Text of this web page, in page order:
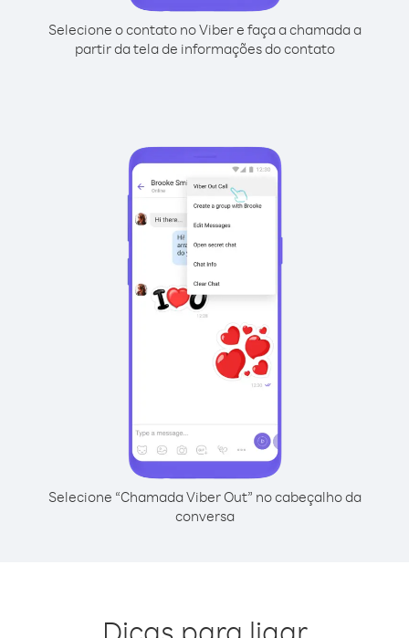
Selecione o contato no Viber e faça a chamada a
partir da tela de informações do contato
Selecione “Chamada Viber Out” no cabeçalho da
conversa